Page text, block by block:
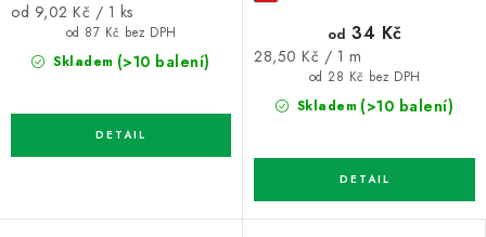
Skladem (>10 balení)
od 87 Kč bez DPH
Měrná
od 9,02 Kč / 1 ks
Skladem (>10 balení)
od 28 Kč bez DPH
od 34 Kč
Měrná
28,50 Kč / 1 m